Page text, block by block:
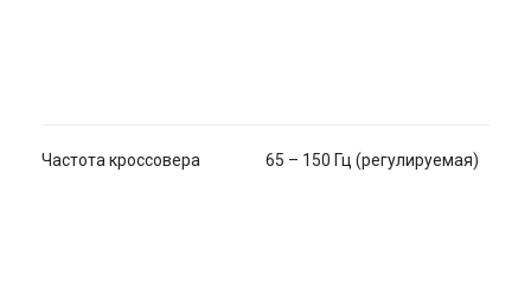
Частота кроссовера 65 – 150 Гц (регулируемая)